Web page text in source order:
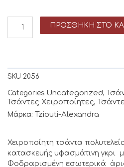
ΠΡΟΣΘΉΚΗ ΣΤΟ
SKU 2056
Categories Uncategorized,
Τσάντες Χειροποίητες,
Μάρκα: Tziouti-Alexandra
Χειροποίητη τσάντα
κατασκευής υφασμάτινη γκρι
Φοδραρισμένη εσωτερικά